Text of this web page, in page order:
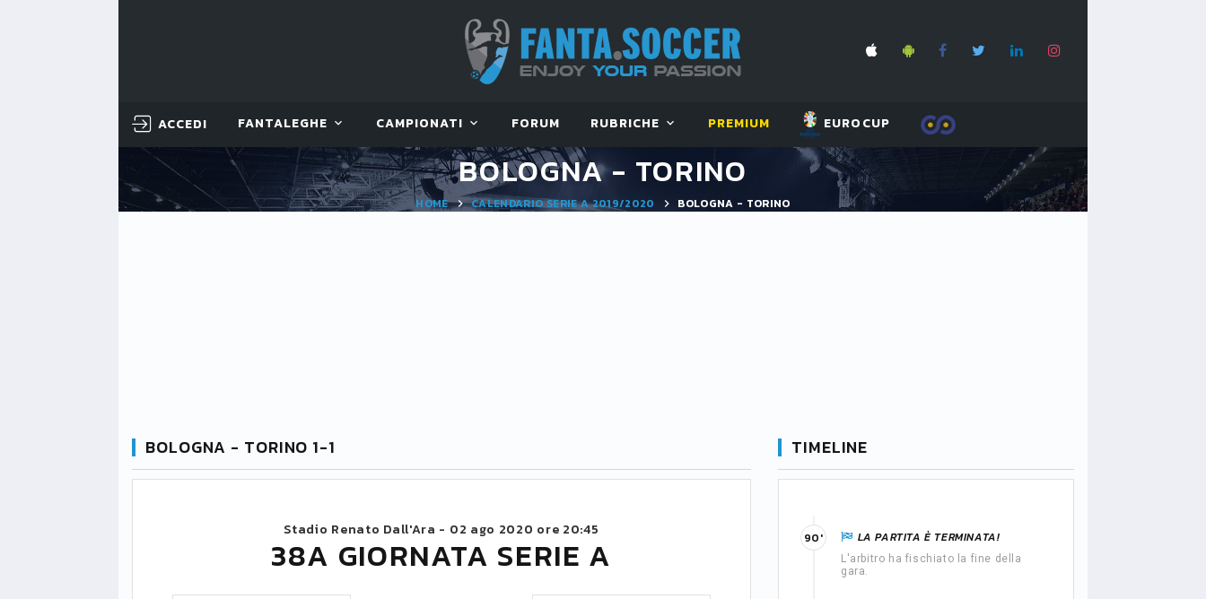
ACCEDI FANTALEGHE CAMPIONATI FORUM RUBRICHE PREMIUM EUROCUP
BOLOGNA - TORINO
HOME CALENDARIO SERIE A 2019/2020 BOLOGNA - TORINO
BOLOGNA - TORINO 1-1
Stadio Renato Dall'Ara - 02 ago 2020 ore 20:45
38A GIORNATA SERIE A
TIMELINE
LA PARTITA È TERMINATA!
L'arbitro ha fischiato la fine della
gara.
90'